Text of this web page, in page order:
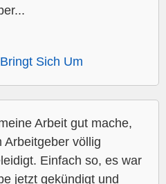
Sich Um
Arbeit gut mache,
Arbeitgeber völlig
Einfach so, es war
jetzt gekündigt und